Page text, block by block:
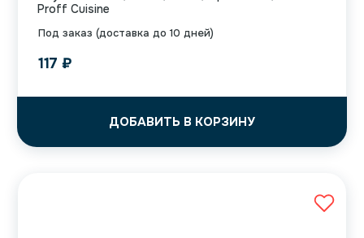
Под заказ (доставка до 10 дней)
Proff Cuisine
117 ₽
ДОБАВИТЬ В КОРЗИНУ